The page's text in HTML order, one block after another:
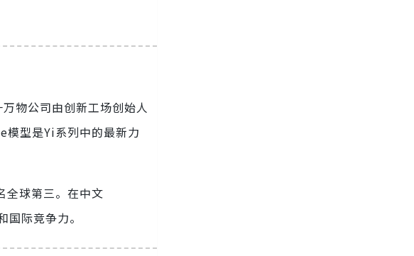
物公司由创新工场创始人
模型是Yi系列中的最新力
全球第三。在中文
际竞争力。